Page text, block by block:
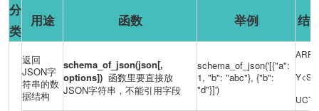
分
类
用途 函数 举例 结
返回
JSON字
符串的数
据结构
schema_of_json(json[,
options]) 函数里要直接放
JSON字符串，不能引用字段
schema_of_json('[{"a":
1, "b": "abc"}, {"b":
"d"}]')
ARRA
UCT